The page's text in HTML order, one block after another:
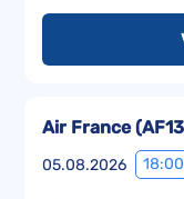
05.08.2026 18:00
Air France(